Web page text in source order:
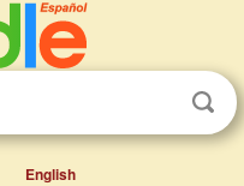
English